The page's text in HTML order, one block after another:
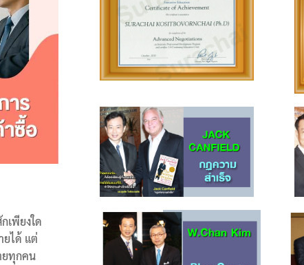
เพียงใด
ยได้ แต่
ยทุกคน